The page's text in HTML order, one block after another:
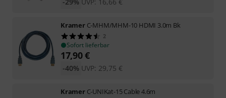
Kramer C-MHM/MHM-10 HDMI 3.0m Bk
2
Sofort lieferbar
17,90€
UVP: 29,75 €
-40%
Kramer C-UNIKat-15 Cable 4.6m